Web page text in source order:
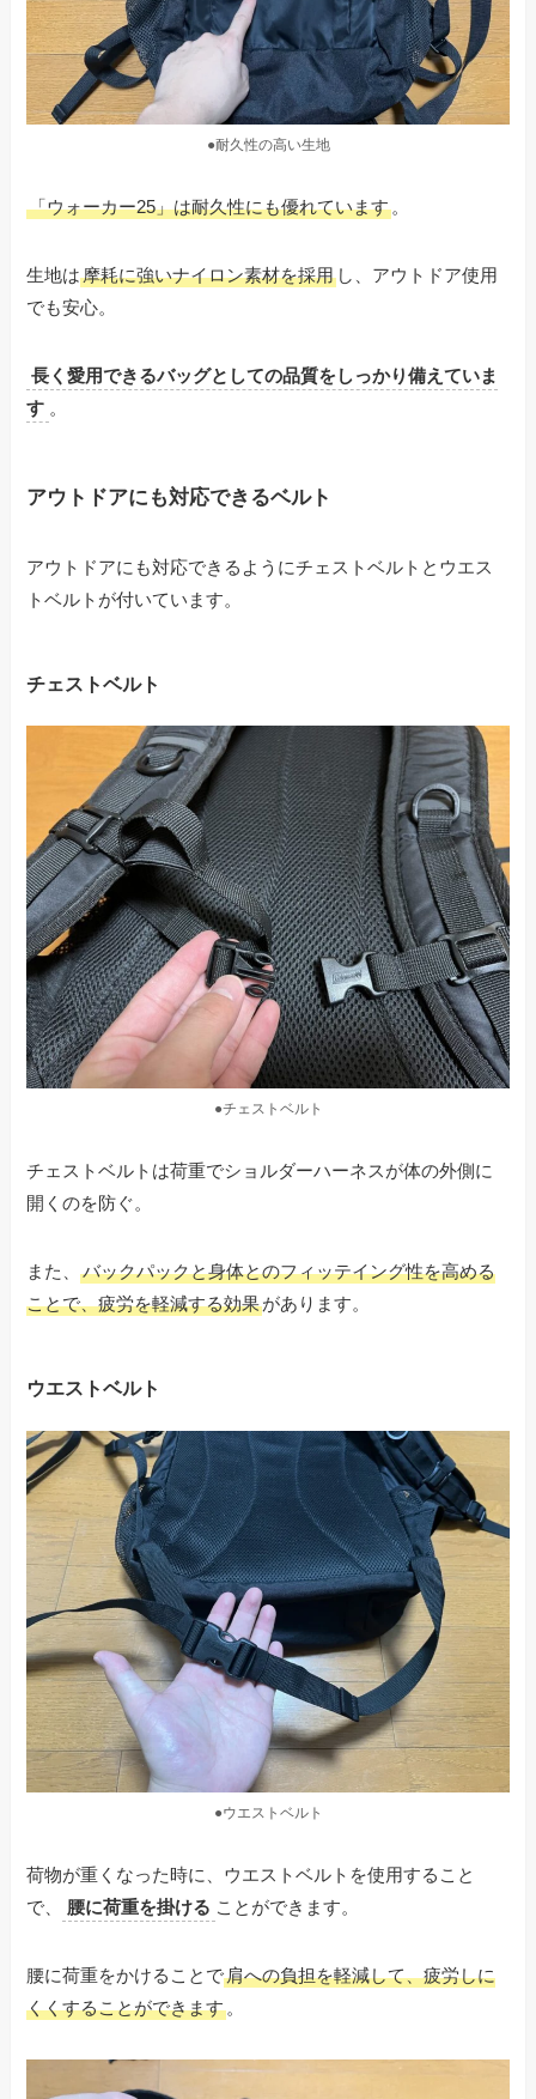
●耐久性の高い生地
「ウォーカー25」は耐久性にも優れています 。
生地は摩耗に強いナイロン素材を採用 し、アウトドア使用
でも安心。
長く愛用できるバッグとしての品質をしっかり備えていま
す 。
アウトドアにも対応できるベルト
アウトドアにも対応できるようにチェストベルトとウエス
トベルトが付いています。
チェストベルト
●チェストベルト
チェストベルトは荷重でショルダーハーネスが体の外側に
開くのを防ぐ。
また、バックパックと身体とのフィッテイング性を高める
ことで、疲労を軽減する効果があります。
ウエストベルト
●ウエストベルト
荷物が重くなった時に、ウエストベルトを使用すること
で、
腰に荷重を掛ける ことができます。
腰に荷重をかけることで肩への負担を軽減して、疲労しに
くくすることができます 。